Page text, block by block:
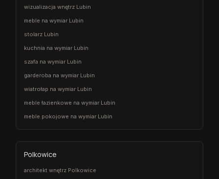
wizualizacja wnętrz Lubin
meble na wymiar Lubin
stolarz Lubin
kuchnia na wymiar Lubin
szafa na wymiar Lubin
garderoba na wymiar Lubin
wiatrołap na wymiar Lubin
meble łazienkowe na wymiar Lubin
meble pokojowe na wymiar Lubin
Polkowice
architekt wnętrz Polkowice